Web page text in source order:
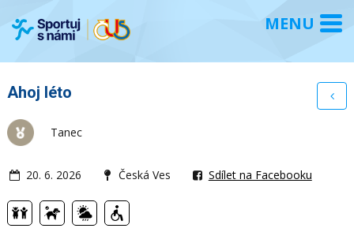
Ahoj léto
Tanec
20. 6. 2026 Česká Ves Sdílet na Facebooku